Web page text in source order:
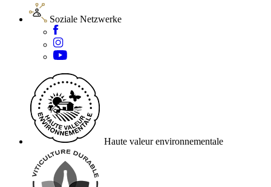
Soziale Netzwerke
Haute valeur environnementale